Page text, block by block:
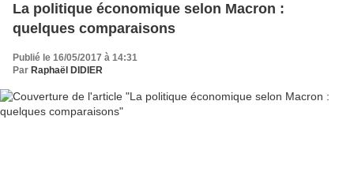
La politique économique selon Macron :
quelques comparaisons
Publié le 16/05/2017 à 14:31
Par Raphaël DIDIER